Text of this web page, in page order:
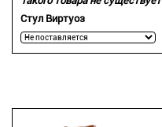
Стул Виртуоз